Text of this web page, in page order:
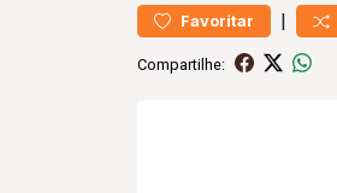
Favoritar |
Compartilhe: